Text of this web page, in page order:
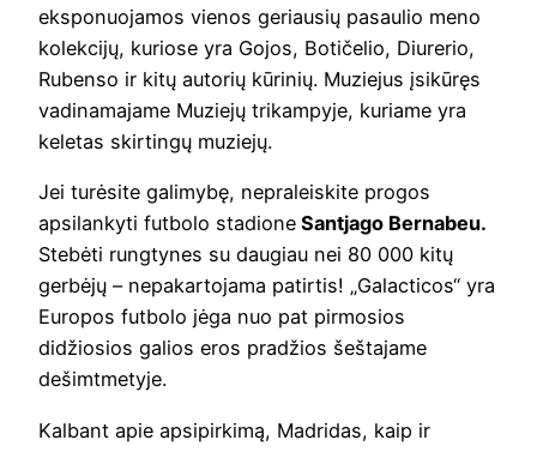
eksponuojamos vienos geriausių pasaulio meno
kolekcijų, kuriose yra Gojos, Botičelio, Diurerio,
Rubenso ir kitų autorių kūrinių. Muziejus įsikūręs
vadinamajame Muziejų trikampyje, kuriame yra
keletas skirtingų muziejų.
Jei turėsite galimybę, nepraleiskite progos
apsilankyti futbolo stadione Santjago Bernabeu.
Stebėti rungtynes ​​su daugiau nei 80 000 kitų
gerbėjų – nepakartojama patirtis! „Galacticos“ yra
Europos futbolo jėga nuo pat pirmosios
didžiosios galios eros pradžios šeštajame
dešimtmetyje.
Kalbant apie apsipirkimą, Madridas, kaip ir